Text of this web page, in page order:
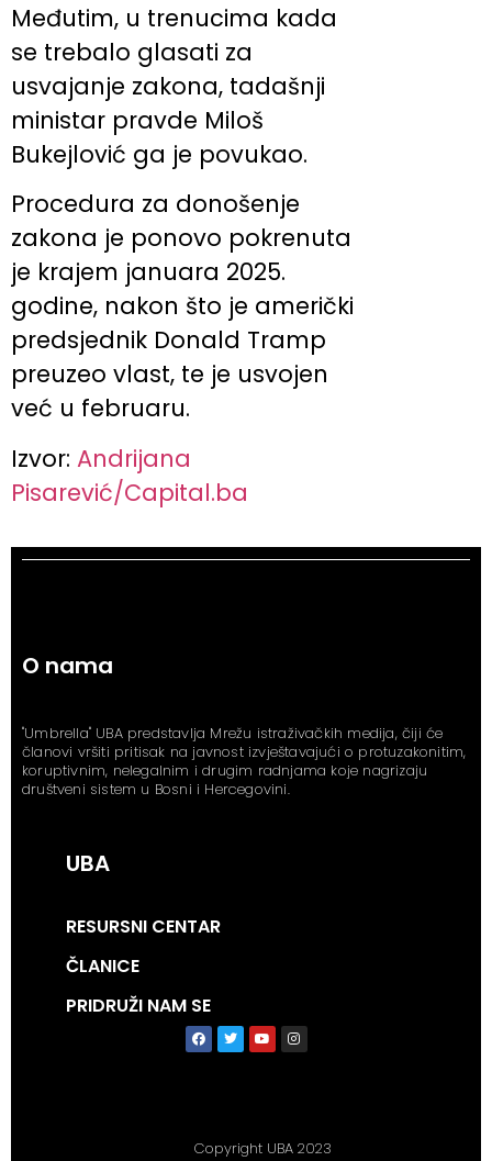
Međutim, u trenucima kada
se trebalo glasati za
usvajanje zakona, tadašnji
ministar pravde Miloš
Bukejlović ga je povukao.
Procedura za donošenje
zakona je ponovo pokrenuta
je krajem januara 2025.
godine, nakon što je američki
predsjednik Donald Tramp
preuzeo vlast, te je usvojen
već u februaru.
Izvor: Andrijana
Pisarević/Capital.ba
O nama
"Umbrella" UBA predstavlja Mrežu istraživačkih medija, čiji će
članovi vršiti pritisak na javnost izvještavajući o protuzakonitim,
koruptivnim, nelegalnim i drugim radnjama koje nagrizaju
društveni sistem u Bosni i Hercegovini.
UBA
RESURSNI CENTAR
ČLANICE
PRIDRUŽI NAM SE
Copyright UBA 2023